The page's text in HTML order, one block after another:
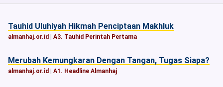
Tauhid Uluhiyah Hikmah Penciptaan Makhluk
almanhaj.or.id A3. Tauhid Perintah Pertama
Merubah Kemungkaran Dengan Tangan, Tugas Siapa?
almanhaj.or.id A1. Headline Almanhaj